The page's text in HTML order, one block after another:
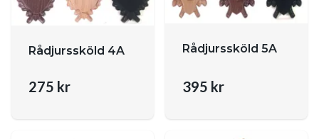
Rådjurssköld 4A
275 kr
Rådjurssköld 5A
395 kr